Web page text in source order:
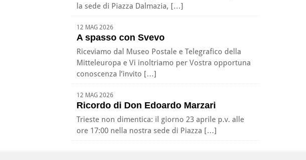
la sede di Piazza Dalmazia, […]
12 MAG 2026
A spasso con Svevo
Riceviamo dal Museo Postale e Telegrafico della
Mitteleuropa e Vi inoltriamo per Vostra opportuna
conoscenza l’invito […]
12 MAG 2026
Ricordo di Don Edoardo Marzari
Trieste non dimentica: il giorno 23 aprile p.v. alle
ore 17:00 nella nostra sede di Piazza […]